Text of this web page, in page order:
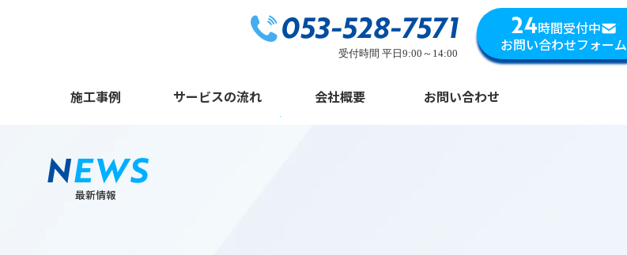
053-528-7571
受付時間 平日9:00～14:00
24時間受付中
お問い合わせフォーム
施工事例 サービスの流れ 会社概要 お問い合わせ
NEWS
最新情報